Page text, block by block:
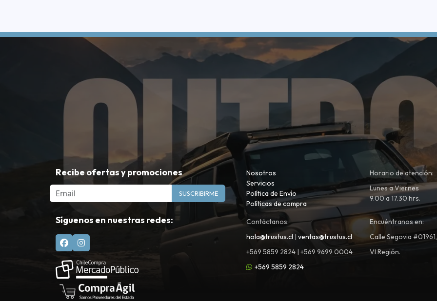
Recibe ofertas y promociones
Email SUSCRIBIRME
Síguenos en nuestras redes:
Nosotros
Servicios
Política de Envío
Políticas de compra
Horario de atención:
Lunes a Viernes
9.00 a 17.30 hrs.
Contáctanos:
hola@trustus.cl | ventas@trustus.cl
+569 5859 2824 | +569 9699 0004
+569 5859 2824
Encuéntranos en:
Calle Segovia
VI Región.